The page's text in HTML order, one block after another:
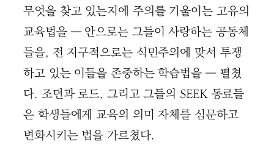
무엇을 찾고 있는지에 주의를 기울이는 고유의
교육법을 ― 안으로는 그들이 사랑하는 공동체
들을, 전 지구적으로는 식민주의에 맞서 투쟁
하고 있는 이들을 존중하는 학습법을 ― 펼쳤
다. 조던과 로드, 그리고 그들의 SEEK 동료들
은 학생들에게 교육의 의미 자체를 심문하고
변화시키는 법을 가르쳤다.